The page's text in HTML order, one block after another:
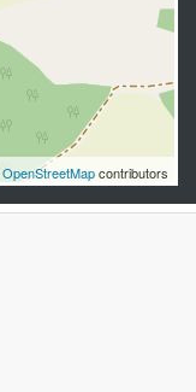
OpenStreetMapcontributors